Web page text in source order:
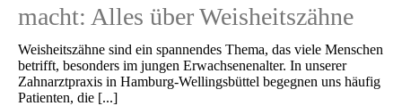
macht: Alles über Weisheitszähne
Weisheitszähne sind ein spannendes Thema, das viele Menschen
betrifft, besonders im jungen Erwachsenenalter. In unserer
Zahnarztpraxis in Hamburg-Wellingsbüttel begegnen uns häufig
Patienten, die [...]